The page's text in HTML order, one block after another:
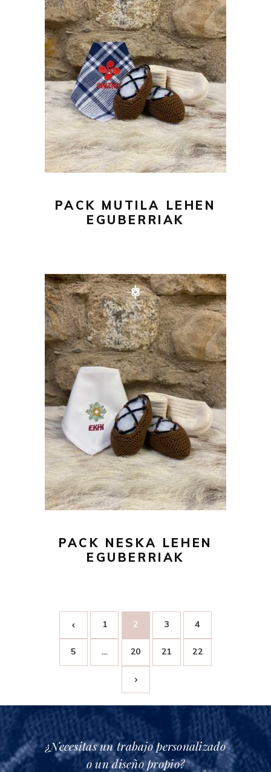
43,00€
AÑADIR AL CARRITO
PACK MUTILA LEHEN
EGUBERRIAK
43,00€
AÑADIR AL CARRITO
PACK NESKA LEHEN
EGUBERRIAK
1 2 3 4
5 … 20 21 22
¿Necesitas un trabajo personalizado
o un diseño propio?